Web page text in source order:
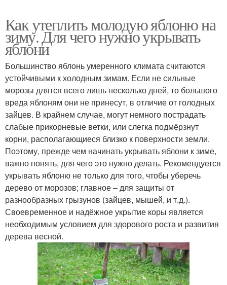
Как утеплить молодую яблоню на
зиму. Для чего нужно укрывать
яблони
Большинство яблонь умеренного климата считаются
устойчивыми к холодным зимам. Если не сильные
морозы длятся всего лишь несколько дней, то большого
вреда яблоням они не принесут, в отличие от голодных
зайцев. В крайнем случае, могут немного пострадать
слабые прикорневые ветки, или слегка подмёрзнут
корни, располагающиеся близко к поверхности земли.
Поэтому, прежде чем начинать укрывать яблони к зиме,
важно понять, для чего это нужно делать. Рекомендуется
укрывать яблоню не только для того, чтобы уберечь
дерево от морозов; главное – для защиты от
разнообразных грызунов (зайцев, мышей, и т.д.).
Своевременное и надёжное укрытие коры является
необходимым условием для здорового роста и развития
дерева весной.